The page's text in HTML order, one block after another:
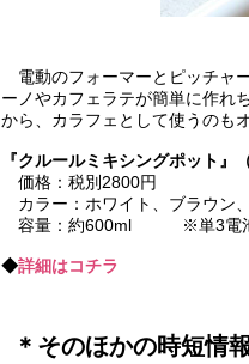
電動のフォーマーとピッチャ
ーノやカフェラテが簡単に作れ
から、カラフェとして使うのも
『クルールミキシングポット』
価格：税別2800円
カラー：ホワイト、ブラウン
容量：約600ml ※単3電池
◆詳細はコチラ
＊そのほかの時短情